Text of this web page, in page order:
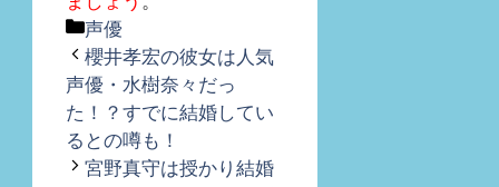
カ
テ
ゴ
リ
ー
声優
櫻井孝宏の彼女は人気
声優・水樹奈々だっ
た！？すでに結婚してい
るとの噂も！
宮野真守は授かり結婚